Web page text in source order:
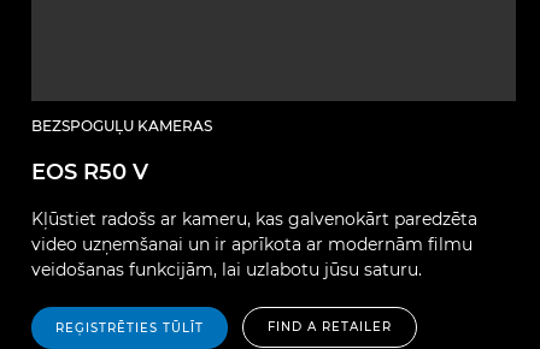
BEZSPOGUĻU KAMERAS
EOS R50 V
Kļūstiet radošs ar kameru, kas galvenokārt paredzēta
video uzņemšanai un ir aprīkota ar modernām filmu
veidošanas funkcijām, lai uzlabotu jūsu saturu.
REĢISTRĒTIES TŪLĪT FIND A RETAILER